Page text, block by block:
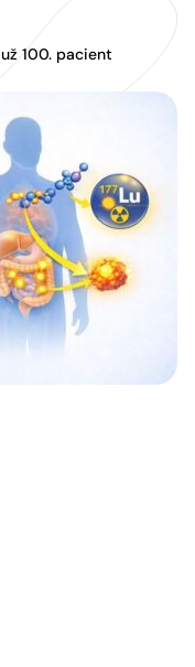
100. pacient